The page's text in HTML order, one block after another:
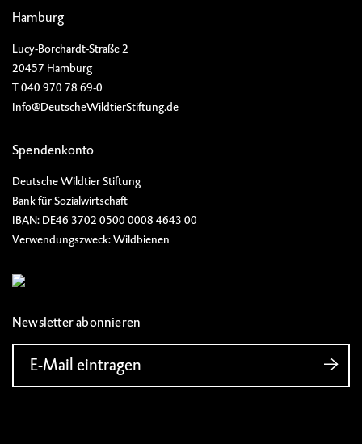
Hamburg
Lucy-Borchardt-Straße 2
20457 Hamburg
T 040 970 78 69-0
Info@DeutscheWildtierStiftung.de
Spendenkonto
Deutsche Wildtier Stiftung
Bank für Sozialwirtschaft
IBAN: DE46 3702 0500 0008 4643 00
Verwendungszweck: Wildbienen
Newsletter abonnieren
E-Mail eintragen